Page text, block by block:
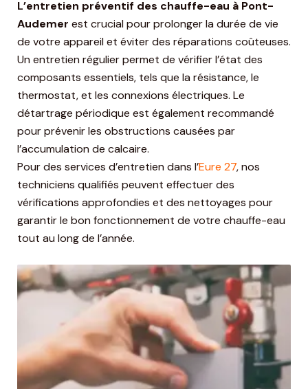
L’entretien préventif des chauffe-eau à Pont-
Audemer est crucial pour prolonger la durée de vie
de votre appareil et éviter des réparations coûteuses.
Un entretien régulier permet de vérifier l’état des
composants essentiels, tels que la résistance, le
thermostat, et les connexions électriques. Le
détartrage périodique est également recommandé
pour prévenir les obstructions causées par
l’accumulation de calcaire.
Pour des services d’entretien dans l’Eure 27, nos
techniciens qualifiés peuvent effectuer des
vérifications approfondies et des nettoyages pour
garantir le bon fonctionnement de votre chauffe-eau
tout au long de l’année.